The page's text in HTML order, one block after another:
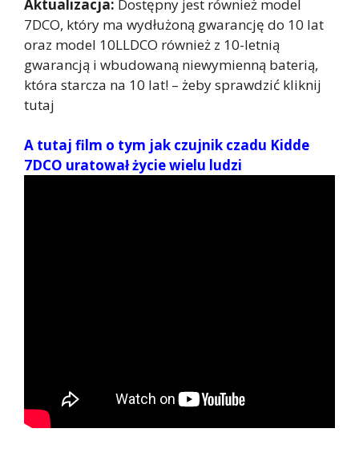
Aktualizacja: Dostępny jest również model
7DCO, który ma wydłużoną gwarancję do 10 lat
oraz model 10LLDCO również z 10-letnią
gwarancją i wbudowaną niewymienną baterią,
która starcza na 10 lat! – żeby sprawdzić kliknij
tutaj
A tutaj film o tym jak czujnik czadu Kidde
7DCO uratował życie wielu ludzi